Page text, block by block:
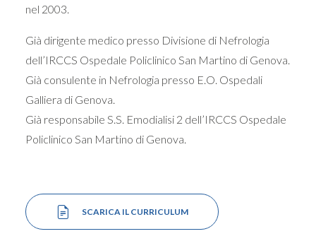
nel 2003.
Già dirigente medico presso Divisione di Nefrologia
dell’IRCCS Ospedale Policlinico San Martino di Genova.
Già consulente in Nefrologia presso E.O. Ospedali
Galliera di Genova.
Già responsabile S.S. Emodialisi 2 dell’IRCCS Ospedale
Policlinico San Martino di Genova.
SCARICA IL CURRICULUM